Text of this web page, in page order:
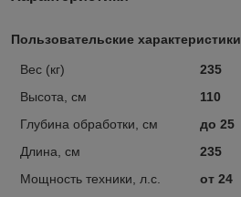
Пользовательские характеристики
Вес (кг)
235
Высота, см
110
Глубина обработки, см
до 25
Длина, см
235
Мощность техники, л.с.
от 24